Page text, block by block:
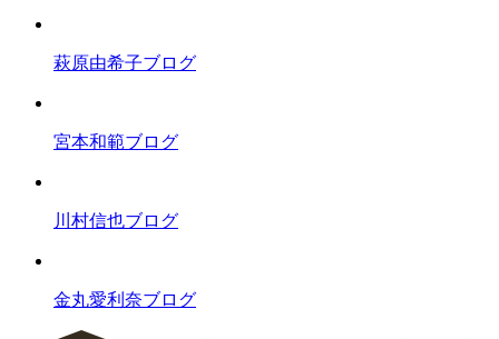
萩原由希子ブログ
宮本和範ブログ
川村信也ブログ
金丸愛利奈ブログ